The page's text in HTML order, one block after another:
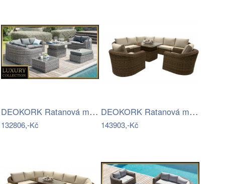
DEOKORK Ratanová modulová sestava…
132806,-Kč
DEOKORK Ratanová modulová sestava…
143903,-Kč